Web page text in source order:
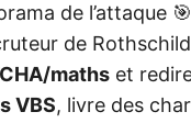
de l’attaque
de
maths et
VBS, livre des